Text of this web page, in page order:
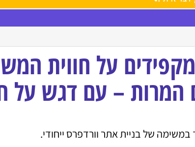
על חווית
המרות – עם דגש על
של בניית אתר וורדפרס ייחודי.